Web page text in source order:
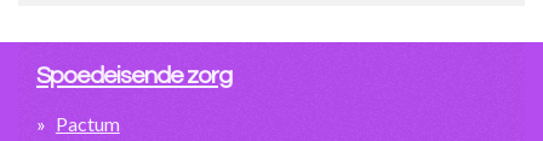
Spoedeisende zorg
Pactum